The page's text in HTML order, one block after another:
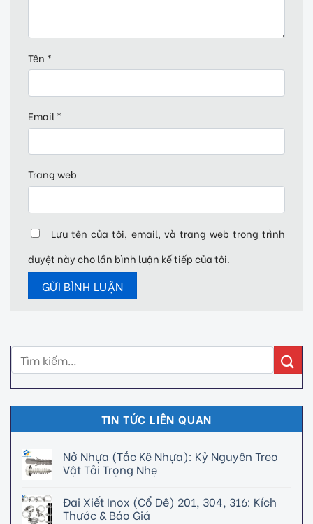
Tên *
Email *
Trang web
Lưu tên của tôi, email, và trang web trong trình
duyệt này cho lần bình luận kế tiếp của tôi.
TIN TỨC LIÊN QUAN
Nở Nhựa (Tắc Kê Nhựa): Kỷ Nguyên Treo
Vật Tải Trọng Nhẹ
Đai Xiết Inox (Cổ Dê) 201, 304, 316: Kích
Thước & Báo Giá